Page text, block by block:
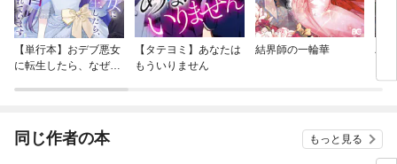
【単行本】おデブ悪女
に転生したら、なぜか
【タテヨミ】あなたは
もういりません
結界師の一輪華
バ
今
同じ作者の本 もっと見る